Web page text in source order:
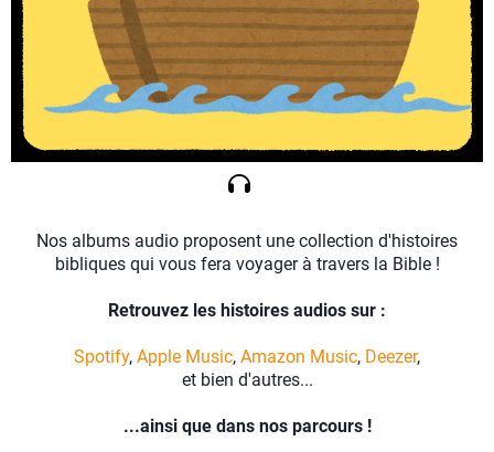
Nos albums audio proposent une collection d'histoires
bibliques qui vous fera voyager à travers la Bible !
Retrouvez les histoires audios sur :
Spotify, Apple Music, Amazon Music, Deezer,
et bien d'autres...
...ainsi que dans nos parcours !